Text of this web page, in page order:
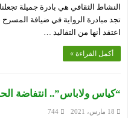
النشاط الثقافي هي بادرة جميلة
اعتقد أنها من التقاليد …
أكمل القراءة »
“كياس ولاباس”.. انتفاضة
18 مارس، 2021 744